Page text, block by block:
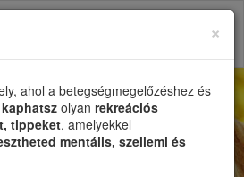
×
ahol a betegségmegelőzéshez és
kaphatsz olyan rekreációs
tippeket, amelyekkel
mentális, szellemi és